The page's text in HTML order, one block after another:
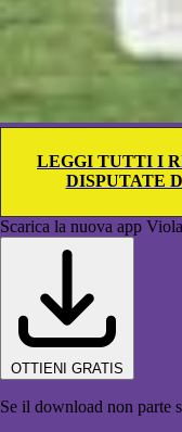
LEGGI TUTTI I
DISPUTATE
Scarica la nuova app
OTTIENI GRATIS
Se il download non parte